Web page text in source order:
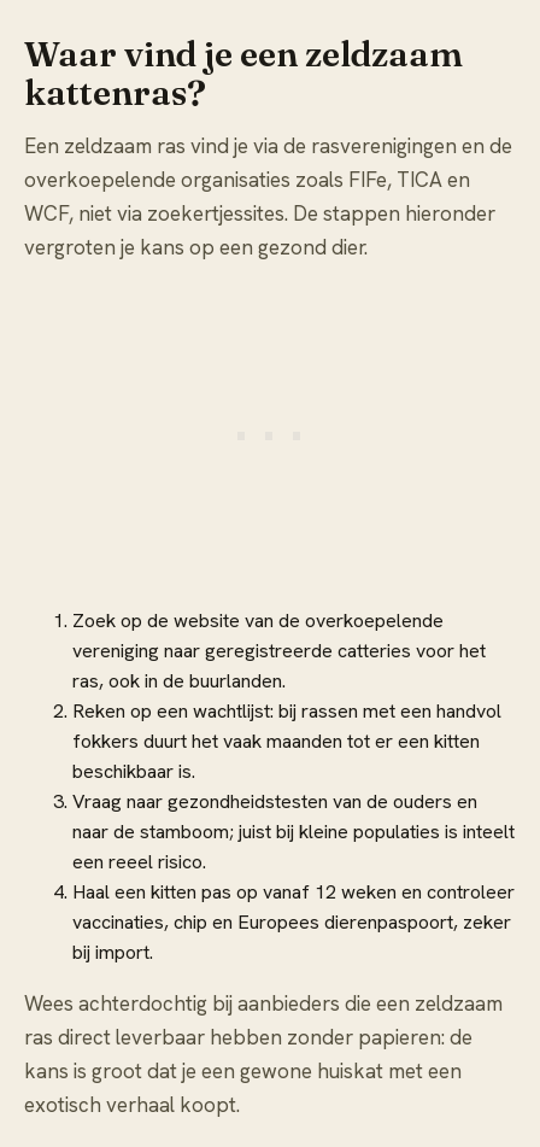
Waar vind je een zeldzaam
kattenras?
Een zeldzaam ras vind je via de rasverenigingen en de
overkoepelende organisaties zoals FIFe, TICA en
WCF, niet via zoekertjessites. De stappen hieronder
vergroten je kans op een gezond dier.
Zoek op de website van de overkoepelende
vereniging naar geregistreerde catteries voor het
ras, ook in de buurlanden.
Reken op een wachtlijst: bij rassen met een handvol
fokkers duurt het vaak maanden tot er een kitten
beschikbaar is.
Vraag naar gezondheidstesten van de ouders en
naar de stamboom; juist bij kleine populaties is inteelt
een reeel risico.
Haal een kitten pas op vanaf 12 weken en controleer
vaccinaties, chip en Europees dierenpaspoort, zeker
bij import.
Wees achterdochtig bij aanbieders die een zeldzaam
ras direct leverbaar hebben zonder papieren: de
kans is groot dat je een gewone huiskat met een
exotisch verhaal koopt.